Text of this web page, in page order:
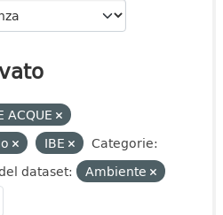
ACQUE
IBE
Categorie:
dataset:
Ambiente